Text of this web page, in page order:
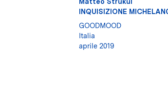
INQUISIZIONE
GOODMOOD
Italia
aprile 2019